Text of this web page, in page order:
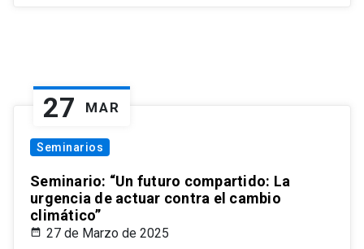
27 MAR
Seminarios
Seminario: “Un futuro compartido: La
urgencia de actuar contra el cambio
climático”
27 de Marzo de 2025